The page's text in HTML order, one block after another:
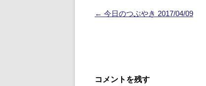
投
← 今日のつぶやき 2017/04/09
コメントを残す